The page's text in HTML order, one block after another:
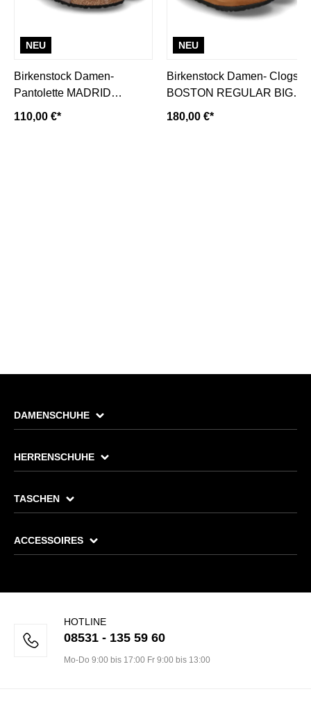
NEU
Birkenstock Damen-
Pantolette MADRID
NORMAL BIG BUCKLE-
110,00 €*
NEU
Birkenstock Damen- Clogs
BOSTON REGULAR BIG
BUCKLE- mink tonal/ braun
180,00 €*
DAMENSCHUHE
HERRENSCHUHE
TASCHEN
ACCESSOIRES
HOTLINE
08531 - 135 59 60
Mo-Do 9:00 bis 17:00 Fr 9:00 bis 13:00